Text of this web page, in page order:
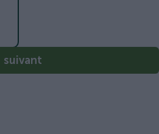
suivant